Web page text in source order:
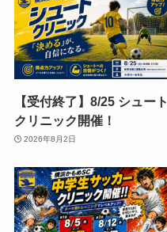
【受付終了】8/25 シュート
クリニック開催！
2026年8月2日